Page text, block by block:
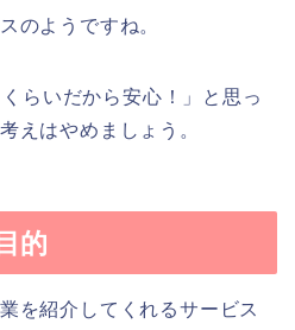
のようですね。
らいだから安心！」と思っ
えはやめましょう。
的
を紹介してくれるサービス